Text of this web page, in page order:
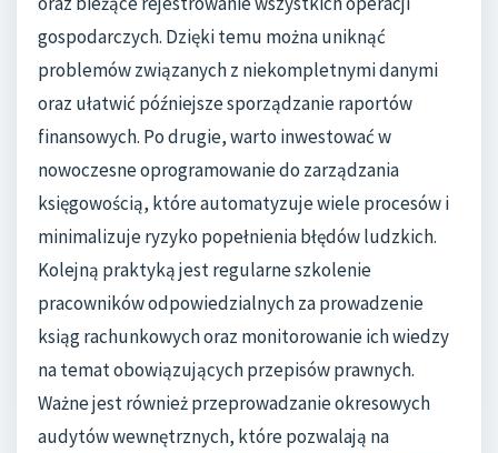
gospodarczych. Dzięki temu można uniknąć
problemów związanych z niekompletnymi danymi
oraz ułatwić późniejsze sporządzanie raportów
finansowych. Po drugie, warto inwestować w
nowoczesne oprogramowanie do zarządzania
księgowością, które automatyzuje wiele procesów i
minimalizuje ryzyko popełnienia błędów ludzkich.
Kolejną praktyką jest regularne szkolenie
pracowników odpowiedzialnych za prowadzenie
ksiąg rachunkowych oraz monitorowanie ich wiedzy
na temat obowiązujących przepisów prawnych.
Ważne jest również przeprowadzanie okresowych
audytów wewnętrznych, które pozwalają na